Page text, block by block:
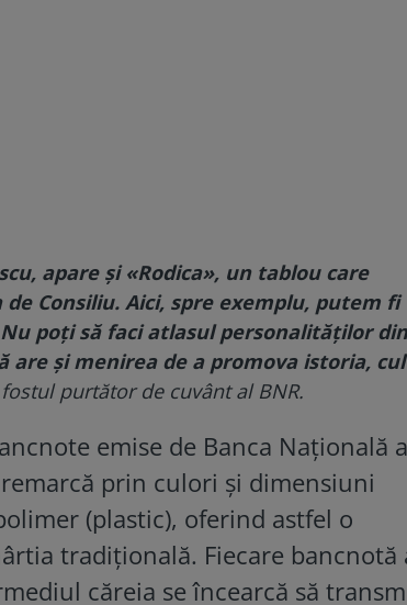
, apare şi «Rodica», un tablou care
Consiliu. Aici, spre exemplu, putem fi
poți să faci atlasul personalităților din
are şi menirea de a promova istoria,
purtător de cuvânt al BNR.
emise de Banca Națională a
prin culori și dimensiuni
(plastic), oferind astfel o
tradițională. Fiecare bancnotă
căreia se încearcă să